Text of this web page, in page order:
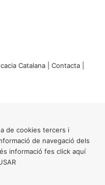
Catalana | Contacta
de cookies tercers i
de navegació dels
informació fes click aquí